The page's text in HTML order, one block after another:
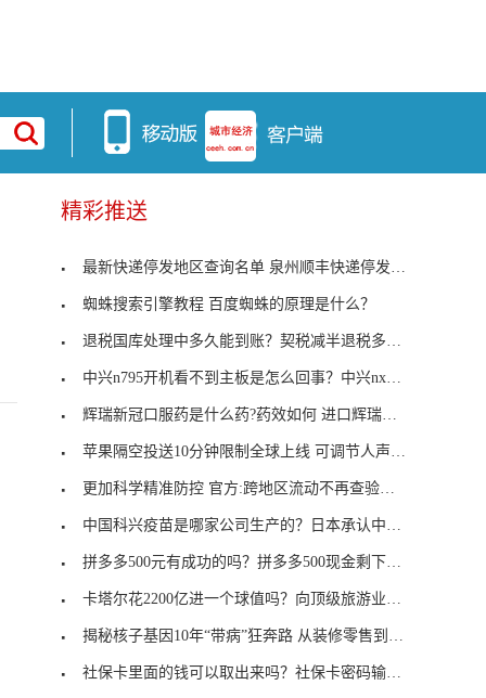
精彩推送
最新快递停发地区查询名单 泉州顺丰快递停发区域一
蜘蛛搜索引擎教程 百度蜘蛛的原理是什么？
退税国库处理中多久能到账？契税减半退税多久到账？
中兴n795开机看不到主板是怎么回事？中兴nx501黑屏
辉瑞新冠口服药是什么药?药效如何 进口辉瑞多少钱
苹果隔空投送10分钟限制全球上线 可调节人声和实时
更加科学精准防控 官方:跨地区流动不再查验健康码
中国科兴疫苗是哪家公司生产的？日本承认中国科兴疫
拼多多500元有成功的吗？拼多多500现金剩下0.01怎么
卡塔尔花2200亿进一个球值吗？向顶级旅游业转型
揭秘核子基因10年“带病”狂奔路 从装修零售到核酸
社保卡里面的钱可以取出来吗？社保卡密码输3次错了